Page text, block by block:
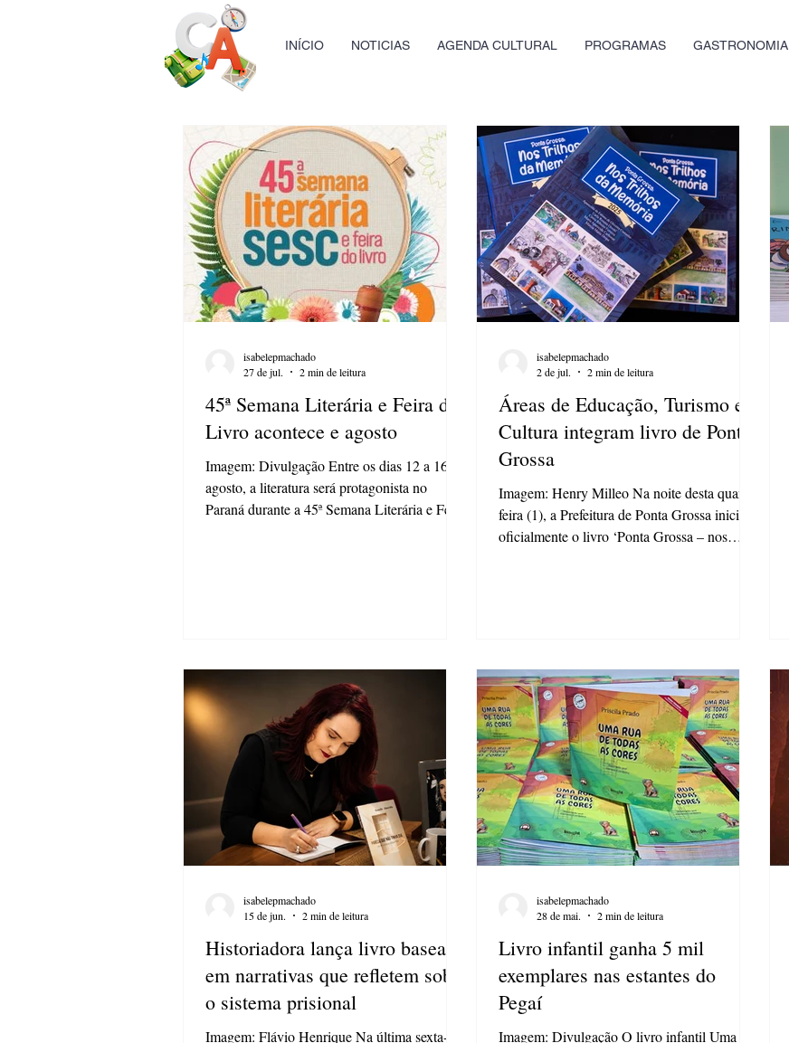
INÍCIO NOTICIAS AGENDA CULTURAL PROGRAMAS GASTRONOMIA
45ª Semana Literária e Feira do
Livro acontece e agosto
Imagem: Divulgação Entre os dias 12 a 16 de
agosto, a literatura será protagonista no
Paraná durante a 45ª Semana Literária e Feira
cotidiano na poesia; o que o futebol pode
revelar sobre l
isabelepmachado
27 de jul.
2 min de leitura
Áreas de Educação, Turismo e
Cultura integram livro de Ponta
Grossa
Imagem: Henry Milleo Na noite desta quarta-
feira (1), a Prefeitura de Ponta Grossa iniciou
oficialmente o livro ‘Ponta Grossa – nos
curadoria com profissionais dos três
segmentos e se torna um referencial literário
para diversas atividades. Durante o evento, as
autoras
isabelepmachado
2 de jul.
2 min de leitura
Historiadora lança livro baseado
em narrativas que refletem sobre
o sistema prisional
Imagem: Flávio Henrique Na última sexta-
isabelepmachado
15 de jun.
2 min de leitura
Livro infantil ganha 5 mil
exemplares nas estantes do
Pegaí
Imagem: Divulgação O livro infantil Uma
isabelepmachado
28 de mai.
2 min de leitura